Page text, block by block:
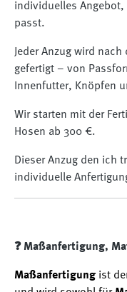
individuelles Angebot,
passt.
Jeder Anzug wird
gefertigt – von
Innenfutter, Knöpfen
Wir starten mit der
Hosen ab 300 €.
Dieser Anzug den ich
individuelle
❓ Maßanfertigung,
Maßanfertigungist